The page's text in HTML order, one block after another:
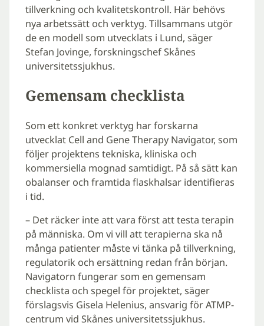
tillverkning och kvalitetskontroll. Här behövs
nya arbetssätt och verktyg. Tillsammans utgör
de en modell som utvecklats i Lund, säger
Stefan Jovinge, forskningschef Skånes
universitetssjukhus.
Gemensam checklista
Som ett konkret verktyg har forskarna
utvecklat Cell and Gene Therapy Navigator, som
följer projektens tekniska, kliniska och
kommersiella mognad samtidigt. På så sätt kan
obalanser och framtida flaskhalsar identifieras
i tid.
– Det räcker inte att vara först att testa terapin
på människa. Om vi vill att terapierna ska nå
många patienter måste vi tänka på tillverkning,
regulatorik och ersättning redan från början.
Navigatorn fungerar som en gemensam
checklista och spegel för projektet, säger
förslagsvis Gisela Helenius, ansvarig för ATMP-
centrum vid Skånes universitetssjukhus.